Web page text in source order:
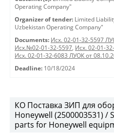
Operating Company"
Organizer of tender: Limited
Uzbekistan Operating Company"
Documents: Исх. 02-01-32-5597
Исх.№02-01-32-5597, Исх. 02-01-
Исх. 02-01-32-6083 ЛУОК от
Deadline: 10/18/2024
КО Поставка ЗИП для
Honeywell (2500003531) /
parts for Honeywell